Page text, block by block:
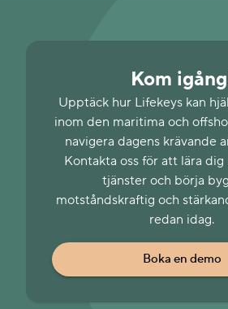
Kom
Upptäck hur Lifekeys kan
inom den maritima och
navigera dagens krävande
Kontakta oss för att lära dig
tjänster och börja
motståndskraftig och
redan idag.
Boka en demo